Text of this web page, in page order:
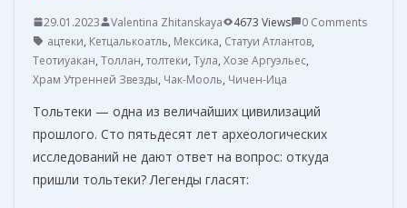
29.01.2023 Valentina Zhitanskaya 4673 Views
0 Comments
ацтеки, Кетцалькоатль, Мексика, Статуи Атлантов,
Теотиуакан, Толлан, толтеки, Тула, Хозе Аргуэльес,
Храм Утренней Звезды, Чак-Мооль, Чичен-Ица
Тольтеки — одна из величайших цивилизаций
прошлого. Сто пятьдесят лет археологических
исследований не дают ответ на вопрос: откуда
пришли тольтеки? Легенды гласят: